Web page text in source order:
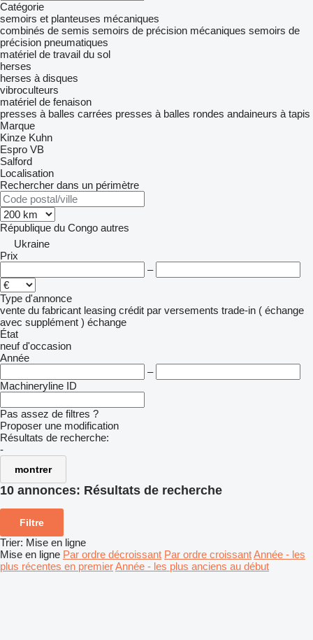
Catégorie
semoirs et planteuses mécaniques
combinés de semis semoirs de précision mécaniques semoirs de
précision pneumatiques
matériel de travail du sol
herses
herses à disques
vibroculteurs
matériel de fenaison
presses à balles carrées presses à balles rondes andaineurs à tapis
Marque
Kinze Kuhn
Espro VB
Salford
Localisation
Rechercher dans un périmètre
République du Congo autres
Ukraine
Prix
–
Type d'annonce
vente du fabricant leasing crédit par versements trade-in ( échange
avec supplément ) échange
État
neuf d'occasion
Année
–
Machineryline ID
Pas assez de filtres ?
Proposer une modification
Résultats de recherche:
-
montrer
10 annonces: Résultats de recherche
Filtre
Trier: Mise en ligne
Mise en ligne Par ordre décroissant Par ordre croissantAnnée - les
plus récentes en premierAnnée - les plus anciens au début